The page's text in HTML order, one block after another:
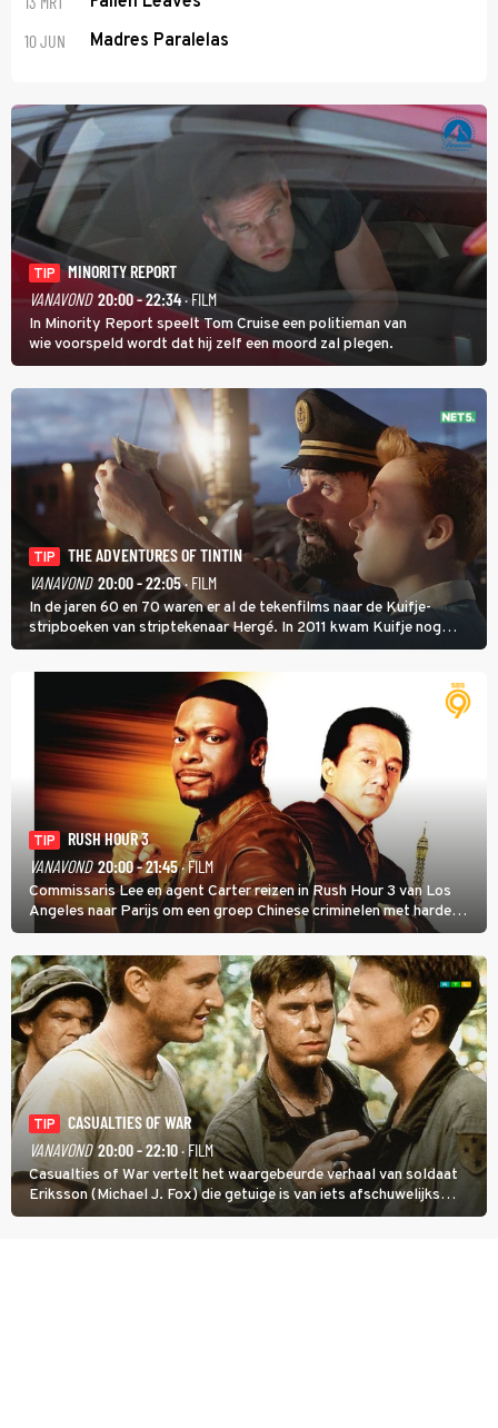
10 JUN Madres Paralelas
TIP
MINORITY REPORT
VANAVOND 20:00 - 22:34· FILM
In Minority Report speelt Tom Cruise een politieman van
wie voorspeld wordt dat hij zelf een moord zal plegen.
TIP
THE ADVENTURES OF TINTIN
VANAVOND 20:00 - 22:05· FILM
In de jaren 60 en 70 waren er al de tekenfilms naar de Kuifje-
stripboeken van striptekenaar Hergé. In 2011 kwam Kuifje nog
meer tot leven in The Adventures of Tintin van Steven Spielberg.
TIP
RUSH HOUR 3
VANAVOND 20:00 - 21:45· FILM
Commissaris Lee en agent Carter reizen in Rush Hour 3 van Los
Angeles naar Parijs om een groep Chinese criminelen met harde
hand aan te pakken.
TIP
CASUALTIES OF WAR
VANAVOND 20:00 - 22:10· FILM
Casualties of War vertelt het waargebeurde verhaal van soldaat
Eriksson (Michael J. Fox) die getuige is van iets afschuwelijks
tijdens de Vietnamoorlog. Hij besluit uit de school te klappen.